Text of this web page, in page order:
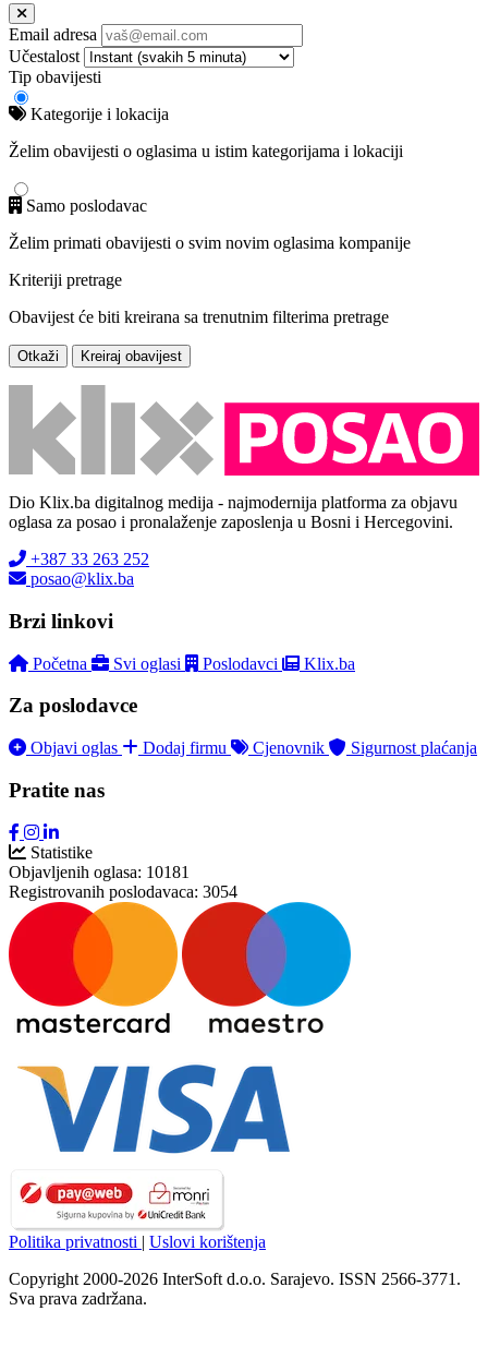
Email adresa
Učestalost
Tip obavijesti
Kategorije i lokacija
Želim obavijesti o oglasima u istim kategorijama i lokaciji
Samo poslodavac
Želim primati obavijesti o svim novim oglasima kompanije
Kriteriji pretrage
Obavijest će biti kreirana sa trenutnim filterima pretrage
Otkaži Kreiraj obavijest
Dio Klix.ba digitalnog medija - najmodernija platforma za objavu
oglasa za posao i pronalaženje zaposlenja u Bosni i Hercegovini.
+387 33 263 252
posao@klix.ba
Brzi linkovi
Početna Svi oglasi Poslodavci Klix.ba
Za poslodavce
Objavi oglas Dodaj firmu Cjenovnik Sigurnost plaćanja
Pratite nas
Statistike
Objavljenih oglasa: 10181
Registrovanih poslodavaca: 3054
Politika privatnosti | Uslovi korištenja
Copyright 2000-2026 InterSoft d.o.o. Sarajevo. ISSN 2566-3771.
Sva prava zadržana.